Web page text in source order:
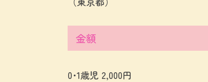
金額
0･1歳児 2,000円